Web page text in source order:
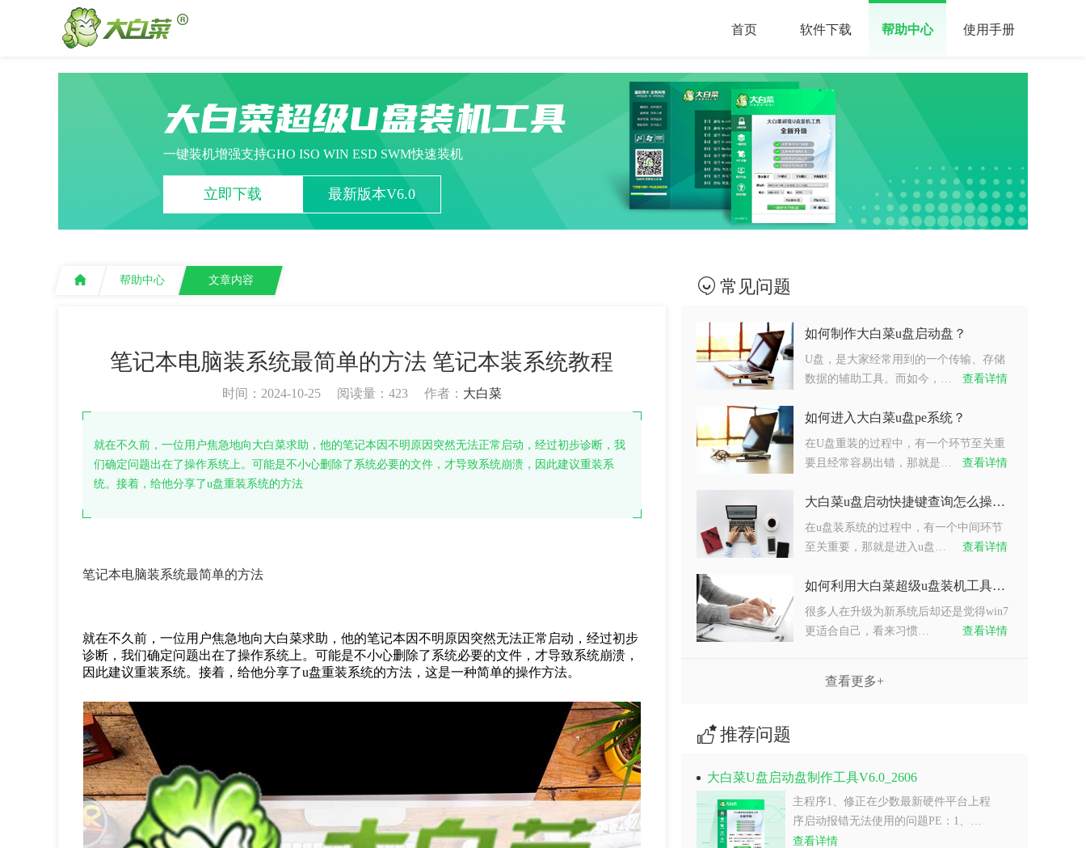
首页 软件下载 帮助中心 使用手册
大白菜超级U盘装机工具
一键装机增强支持GHO ISO WIN ESD SWM快速装机
立即下载 最新版本V6.0
帮助中心 文章内容
笔记本电脑装系统最简单的方法 笔记本装系统教程
时间：2024-10-25 阅读量： 423 作者： 大白菜
就在不久前，一位用户焦急地向大白菜求助，他的笔记本因不明原因突然无法正常启动，经过初步诊断，我
们确定问题出在了操作系统上。可能是不小心删除了系统必要的文件，才导致系统崩溃，因此建议重装系
统。接着，给他分享了u盘重装系统的方法
笔记本电脑装系统最简单的方法
就在不久前，一位用户焦急地向大白菜求助，他的笔记本因不明原因突然无法正常启动，经过初步
诊断，我们确定问题出在了操作系统上。可能是不小心删除了系统必要的文件，才导致系统崩溃，
因此建议重装系统。接着，给他分享了u盘重装系统的方法，这是一种简单的操作方法。
常见问题
如何制作大白菜u盘启动盘？
U盘，是大家经常用到的一个传输、存储
数据的辅助工具。而如今，…
查看详情
如何进入大白菜u盘pe系统？
在U盘重装的过程中，有一个环节至关重
要且经常容易出错，那就是…
查看详情
大白菜u盘启动快捷键查询怎么操作？
在u盘装系统的过程中，有一个中间环节
至关重要，那就是进入u盘…
查看详情
如何利用大白菜超级u盘装机工具重装系统win7？
很多人在升级为新系统后却还是觉得win7
更适合自己，看来习惯…
查看详情
查看更多+
推荐问题
大白菜U盘启动盘制作工具V6.0_2606
主程序1、修正在少数最新硬件平台上程
序启动报错无法使用的问题PE：1、…
查看详情